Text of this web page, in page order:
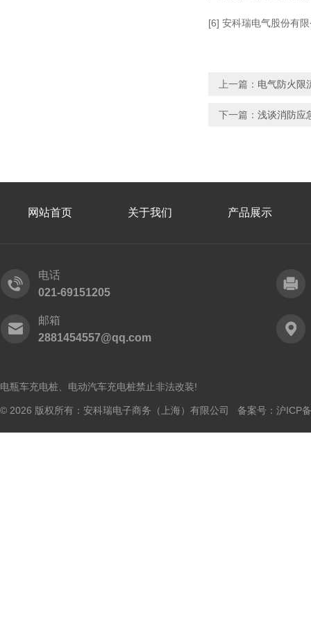
[6] 安科瑞电气股份有
上一篇： 电气防火限
下一篇： 浅谈消防应
网站首页 关于我们 产品展示
电话
021-69151205
邮箱
2881454557@qq.com
电瓶车充电桩、电动汽车充电桩禁止非法改装!
© 2026 版权所有：安科瑞电子商务（上海）有限公司 备案号： 沪ICP